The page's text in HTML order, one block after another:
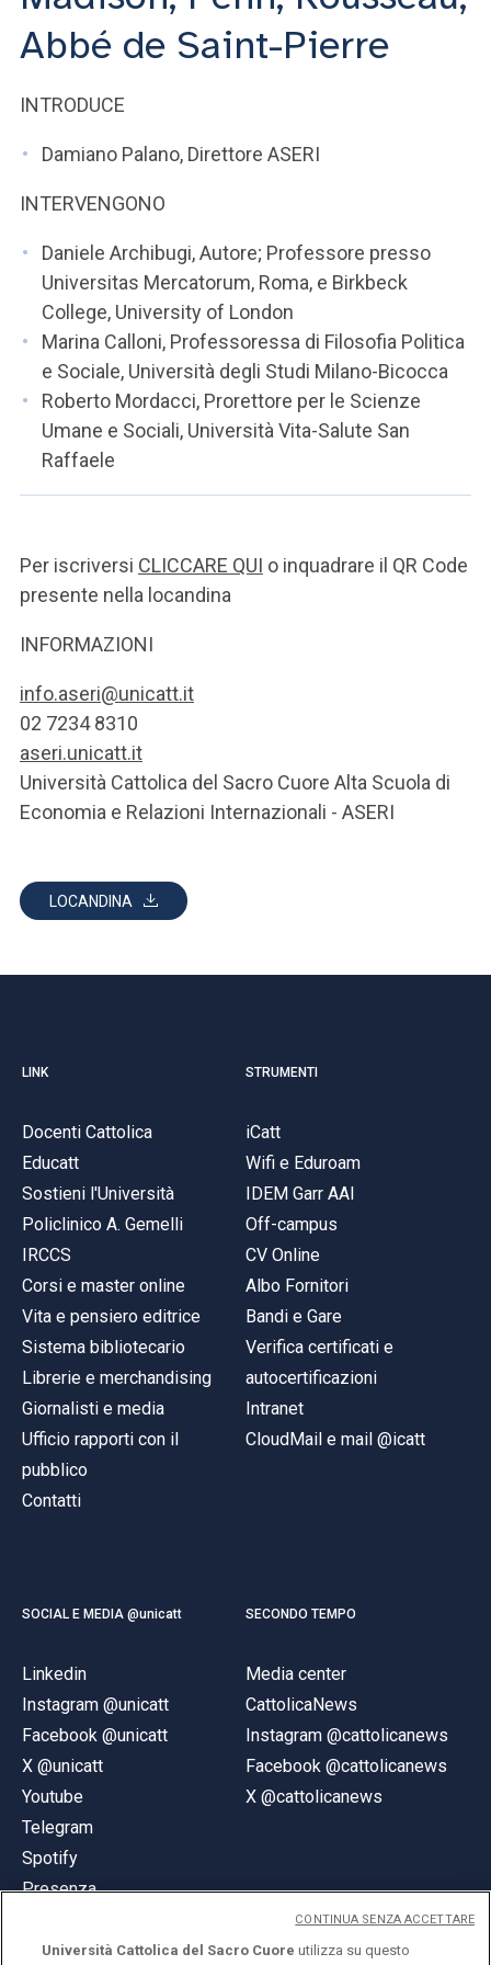
SEI UN DOCENTE O UN MEMBRO DELLO STAFF
ACCEDI A CLOUDMAIL
Abbé de Saint-Pierre
INTRODUCE
Damiano Palano, Direttore ASERI
INTERVENGONO
Daniele Archibugi, Autore; Professore presso
Universitas Mercatorum, Roma, e Birkbeck
College, University of London
Marina Calloni, Professoressa di Filosofia Politica
e Sociale, Università degli Studi Milano-Bicocca
Roberto Mordacci, Prorettore per le Scienze
Umane e Sociali, Università Vita-Salute San
Raffaele
Per iscriversi CLICCARE QUI o inquadrare il QR Code
presente nella locandina
INFORMAZIONI
info.aseri@unicatt.it
02 7234 8310
aseri.unicatt.it
Università Cattolica del Sacro Cuore Alta Scuola di
Economia e Relazioni Internazionali - ASERI
LOCANDINA
LINK
Docenti Cattolica
Educatt
Sostieni l'Università
Policlinico A. Gemelli
IRCCS
Corsi e master online
Vita e pensiero editrice
Sistema bibliotecario
Librerie e merchandising
Giornalisti e media
Ufficio rapporti con il
pubblico
Contatti
STRUMENTI
iCatt
Wifi e Eduroam
IDEM Garr AAI
Off-campus
CV Online
Albo Fornitori
Bandi e Gare
Verifica certificati e
autocertificazioni
Intranet
CloudMail e mail @icatt
SOCIAL E MEDIA @unicatt
Linkedin
Instagram @unicatt
Facebook @unicatt
X @unicatt
Youtube
Telegram
Spotify
Presenza
SECONDO TEMPO
Media center
CattolicaNews
Instagram @cattolicanews
Facebook @cattolicanews
X @cattolicanews
Università Cattolica del Sacro Cuore utilizza su questo
CONTINUA SENZA ACCETTARE